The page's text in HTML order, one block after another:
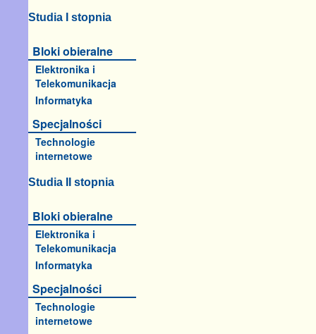
Studia I stopnia
Bloki obieralne
Elektronika i
Telekomunikacja
Informatyka
Specjalności
Technologie
internetowe
Studia II stopnia
Bloki obieralne
Elektronika i
Telekomunikacja
Informatyka
Specjalności
Technologie
internetowe